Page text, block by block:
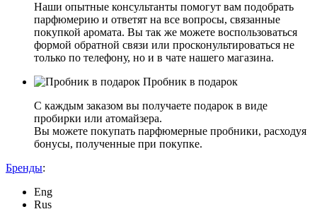
Наши опытные консультанты помогут вам подобрать
парфюмерию и ответят на все вопросы, связанные
покупкой аромата. Вы так же можете воспользоваться
формой обратной связи или просконультироваться не
только по телефону, но и в чате нашего магазина.
Пробник в подарок
С каждым заказом вы получаете подарок в виде
пробирки или атомайзера.
Вы можете покупать парфюмерные пробники, расходуя
бонусы, полученные при покупке.
Бренды:
Eng
Rus